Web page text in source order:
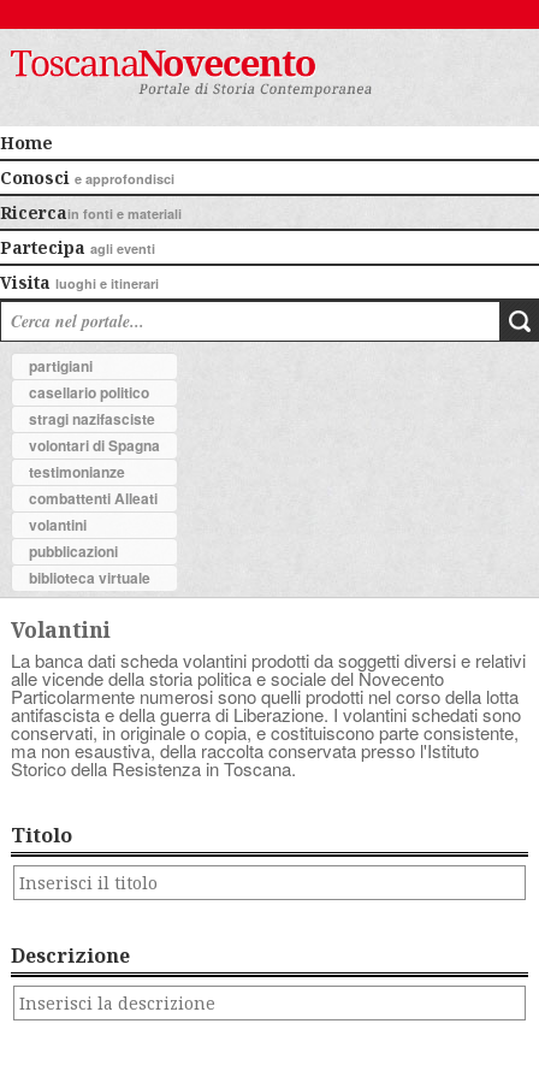
Home
Conosci e approfondisci
Ricercain fonti e materiali
Partecipa agli eventi
Visita luoghi e itinerari
partigiani
casellario politico
stragi nazifasciste
volontari di Spagna
testimonianze
combattenti Alleati
volantini
pubblicazioni
biblioteca virtuale
Volantini
La banca dati scheda volantini prodotti da soggetti diversi e relativi
alle vicende della storia politica e sociale del Novecento
Particolarmente numerosi sono quelli prodotti nel corso della lotta
antifascista e della guerra di Liberazione. I volantini schedati sono
conservati, in originale o copia, e costituiscono parte consistente,
ma non esaustiva, della raccolta conservata presso l'Istituto
Storico della Resistenza in Toscana.
Titolo
Descrizione